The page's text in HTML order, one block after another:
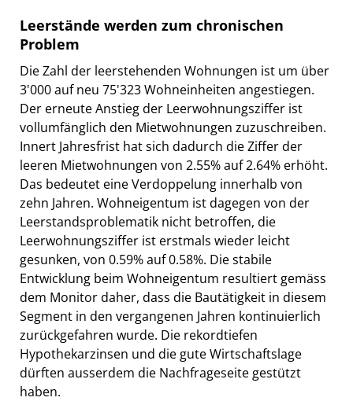
Leerstände werden zum chronischen
Problem
Die Zahl der leerstehenden Wohnungen ist um über
3'000 auf neu 75'323 Wohneinheiten angestiegen.
Der erneute Anstieg der Leerwohnungsziffer ist
vollumfänglich den Mietwohnungen zuzuschreiben.
Innert Jahresfrist hat sich dadurch die Ziffer der
leeren Mietwohnungen von 2.55% auf 2.64% erhöht.
Das bedeutet eine Verdoppelung innerhalb von
zehn Jahren. Wohneigentum ist dagegen von der
Leerstandsproblematik nicht betroffen, die
Leerwohnungsziffer ist erstmals wieder leicht
gesunken, von 0.59% auf 0.58%. Die stabile
Entwicklung beim Wohneigentum resultiert gemäss
dem Monitor daher, dass die Bautätigkeit in diesem
Segment in den vergangenen Jahren kontinuierlich
zurückgefahren wurde. Die rekordtiefen
Hypothekarzinsen und die gute Wirtschaftslage
dürften ausserdem die Nachfrageseite gestützt
haben.